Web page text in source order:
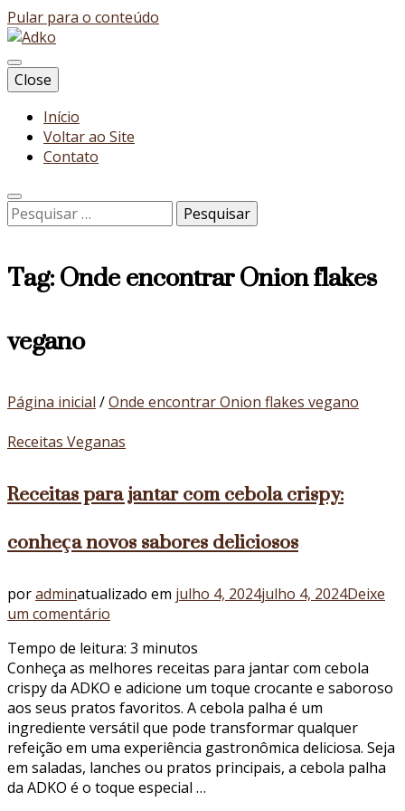
Pular para o conteúdo
Adko
Blog
Close
Início
Voltar ao Site
Contato
Pesquisar
por:
Tag:Onde encontrar Onion flakes
vegano
Página inicial /Onde encontrar Onion flakes vegano
Receitas Veganas
Receitas para jantar com cebola crispy:
conheça novos sabores deliciosos
poradminatualizado em julho 4, 2024julho 4, 2024Deixe
um comentário
para
jantar
com
cebola
crispy:
conheça
novos
sabores
Tempo de leitura: 3 minutos
Conheça as melhores receitas para jantar com cebola
crispy da ADKO e adicione um toque crocante e saboroso
aos seus pratos favoritos. A cebola palha é um
ingrediente versátil que pode transformar qualquer
refeição em uma experiência gastronômica deliciosa. Seja
em saladas, lanches ou pratos principais, a cebola palha
da ADKO é o toque especial …